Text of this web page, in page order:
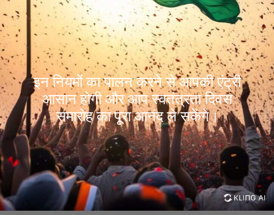
इन नियमों का पालन करने से आपकी एंट्री
आसान होगी और आप स्वतंत्रता दिवस
समारोह का पूरा आनंद ले सकेंगे।